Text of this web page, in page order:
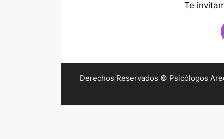
Te
Derechos Reservados © Psicólogos